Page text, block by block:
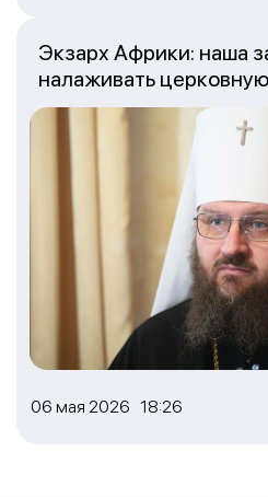
06 мая 2026 18:26
Экзарх Африки: наша
налаживать